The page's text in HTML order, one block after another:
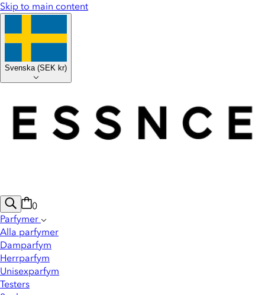
Skip to main content
Svenska (SEK kr)
0
Parfymer
Alla parfymer
Damparfym
Herrparfym
Unisexparfym
Testers